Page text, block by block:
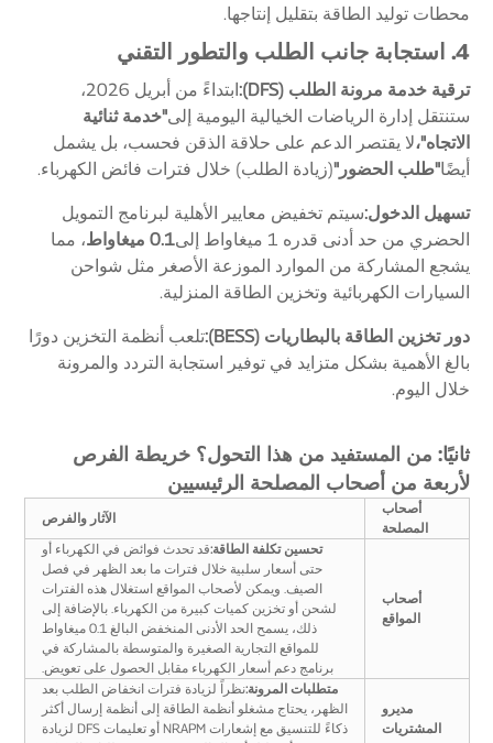
محطات توليد الطاقة بتقليل إنتاجها.
4. استجابة جانب الطلب والتطور التقني
ترقية خدمة مرونة الطلب (DFS):
ابتداءً من أبريل 2026،
ستنتقل إدارة الرياضات الخيالية اليومية إلى"خدمة ثنائية
الاتجاه"،لا يقتصر الدعم على حلاقة الذقن فحسب، بل يشمل
أيضًا"طلب الحضور"(زيادة الطلب) خلال فترات فائض الكهرباء.
تسهيل الدخول:سيتم تخفيض معايير الأهلية لبرنامج التمويل
الحضري من حد أدنى قدره 1 ميغاواط إلى
0.1 ميغاواط
، مما
يشجع المشاركة من الموارد الموزعة الأصغر مثل شواحن
السيارات الكهربائية وتخزين الطاقة المنزلية.
دور تخزين الطاقة بالبطاريات (BESS):
تلعب أنظمة التخزين دورًا
بالغ الأهمية بشكل متزايد في توفير استجابة التردد والمرونة
خلال اليوم.
ثانيًا: من المستفيد من هذا التحول؟ خريطة الفرص
لأربعة من أصحاب المصلحة الرئيسيين
أصحاب
المصلحة
الآثار والفرص
أصحاب
المواقع
تحسين تكلفة الطاقة:قد تحدث فوائض في الكهرباء أو
حتى أسعار سلبية خلال فترات ما بعد الظهر في فصل
الصيف. ويمكن لأصحاب المواقع استغلال هذه الفترات
لشحن أو تخزين كميات كبيرة من الكهرباء. بالإضافة إلى
ذلك، يسمح الحد الأدنى المنخفض البالغ 0.1 ميغاواط
للمواقع التجارية الصغيرة والمتوسطة بالمشاركة في
برنامج دعم أسعار الكهرباء مقابل الحصول على تعويض.
مديرو
المشتريات
متطلبات المرونة:نظراً لزيادة فترات انخفاض الطلب بعد
الظهر، يحتاج مشغلو أنظمة الطاقة إلى أنظمة إرسال أكثر
ذكاءً للتنسيق مع إشعارات NRAPM أو تعليمات DFS لزيادة